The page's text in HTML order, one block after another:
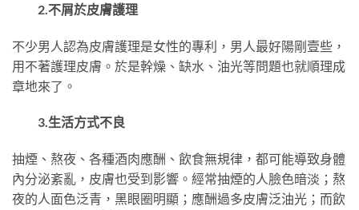
2.不屑於皮膚護理
不少男人認為皮膚護理是女性的專利，男人最好陽剛壹些，
用不著護理皮膚。於是幹燥、缺水、油光等問題也就順理成
章地來了。
3.生活方式不良
抽煙、熬夜、各種酒肉應酬、飲食無規律，都可能導致身體
內分泌紊亂，皮膚也受到影響。經常抽煙的人臉色暗淡；熬
夜的人面色泛青，黑眼圈明顯；應酬過多皮膚泛油光；而飲